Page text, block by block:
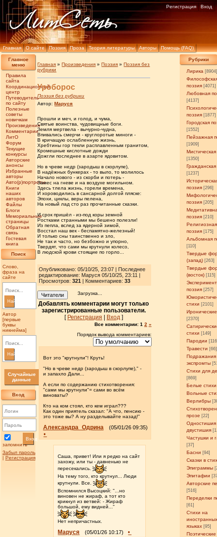
Главная О сайте Поэзия Проза Теория литературы Авторы Помощь (FAQ)
Регистрация Вход
Главное
меню
Правила
сайта
Координационный
центр
Путеводитель
по сайту
Полезные
советы
новичкам
Произведения
Комментарии
ЛитО
Форум
Текущие
конкурсы
Авторские
анонсы
Избранные
авторы
Авто(р)портреты
Книги
наших
авторов
Файлы
Блоги
Мемориальные
страницы
Обратная
связь
Гостевая
книга
Поиск
Слово,
фраза на
сайте
Найти
Автор
[первые
буквы
никнейма]
Найти
Случайные
данные
Вход
запомнить
Вход
Забыл пароль
| Регистрация
Рубрики
Лирика
поэзия [4071]
Любовная
[4137]
поэзия [1877]
Городская
[1552]
Пейзажная
[1909]
Мистическая
[1350]
Гражданская
[1237]
поэзия [296]
поэзия [205]
поэзия [210]
Религиозная
поэзия [175]
Альбомная
[110]
Твердые
(запад) [263]
Твердые
(восток) [115]
поэзия [257]
стихи [2101]
[2370]
стихи [149]
Пародии
Травести [66]
Подражания
экспромты
Стихи для
[869]
Белые стихи
Вольные
Верлибры
прозе [22]
Одностишия
двустишия
Частушки и
[37]
Басни [94]
Сказки в
Эпиграммы
Эпитафии
Авторские
[516]
Переделки
[61]
Стихи на
языках [95]
Поэтические
Главная »Произведения »Поэзия »Поэзия без
рубрики
Уроборос
Поэзия без рубрики
Автор:Маруся
Прошли и меч, и голод, и чума,
Святые воинства, чудовищные боги.
Земля мертвела - вычурно-чудна,
Впивались смерчи - круглоротые миноги -
В кричащую ослабленную жизнь,
Хребтины гор текли расплавленным гранитом,
Кромешные кислотные дожди
Дожгли последнее в азарте ядовитом.
Но в чреве недр (зародыш в скорлупе),
В надёжных бункерах - то выло, то молилось
Начало нового - из скорби и потерь -
Замес на гневе и на воздухе могильном.
Здесь тлела жизнь, горели времена,
И хороводились в сансарной долгой пляске:
Эпохи, циклы, веры пелена,
На новый лад сто раз прочитанные сказки.
И срок пришёл - из-под коры земной
Ростками странными мы бешено полезли!
Из пепла, вслед за ядерной зимой,
Восстал наш век - беспамятно-железный!
И только сны таинственно и зло,
Не так и часто, но безбожно и упорно,
Твердят, что сами мы крутнули колесо,
В людской крови стоящие по горло...
Опубликовано: 05/10/25, 23:07 | Последнее
редактирование: Маруся 05/10/25, 23:11 |
Просмотров: 321| Комментариев: 33
Читатели Загрузка...
Добавлять комментарии могут только
зарегистрированные пользователи.
[ Регистрация Вход]
Все комментарии: 1 2 »
Порядок вывода комментариев:
Вот это "крутнули"! Круть!
"Но в чреве недр (зародыш в скорлупе)," -
и запахло Дали...
А если по содержанию стихотворения:
"сами мы крутнули"= сами во всём
виноваты?
Кто на ком стоял, кто кем играл???
Как один приятель сказал: "А что, пенсию -
это тоже вы? А ну разделывайте назад!"
Александра_Одрина (05/01/26 09:35)
•
Саша, привет! Или я редко на сайт
захожу, или ты - давненько не
пересекались.
На тему того, кто крутнул... Люди
крутнули. Все.
Вспомнился Высоцкий: "...но
виновен не жираф, а тот кто
крикнул из ветвей: - Жираф
большой, ему видней..."
Нет непричастных.
Маруся (05/01/26 10:17) •